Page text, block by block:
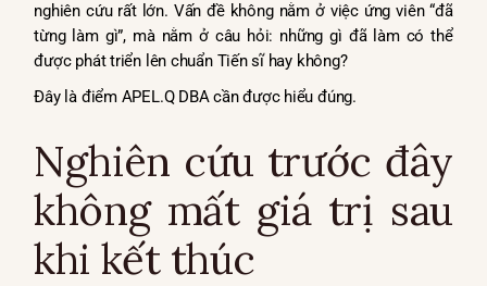
nghiên cứu rất lớn. Vấn đề không nằm ở việc ứng viên “đã
từng làm gì”, mà nằm ở câu hỏi: những gì đã làm có thể
được phát triển lên chuẩn Tiến sĩ hay không?
Đây là điểm APEL.Q DBA cần được hiểu đúng.
Nghiên cứu trước đây
không mất giá trị sau
khi kết thúc